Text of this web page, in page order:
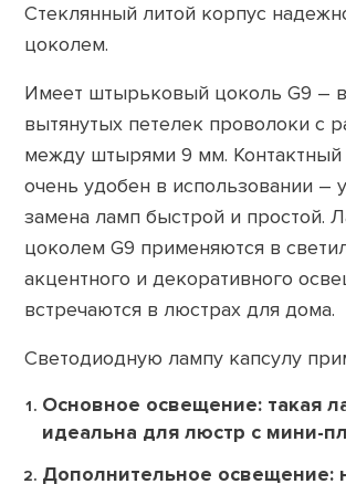
Стеклянный литой корпус
цоколем.
Имеет штырьковый цоколь G9 –
вытянутых петелек проволоки с
между штырями 9 мм. Контактный
очень удобен в использовании –
замена ламп быстрой и простой.
цоколем G9 применяются в
акцентного и декоративного
встречаются в люстрах для дома.
Светодиодную лампу капсулу
Основное освещение: такая
идеальна для люстр с мини-
Дополнительное освещение: